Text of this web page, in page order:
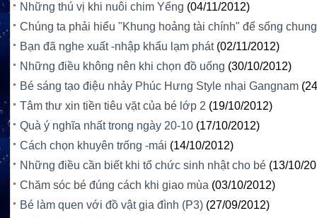
Những thú vị khi nuôi chim Yểng (04/11/2012)
Chúng ta phải hiểu "Khung hoảng tài chính" để sống chung
Bạn đã nghe xuất -nhập khẩu lạm phát (02/11/2012)
Những điều không nên khi chọn đồ uống (30/10/2012)
Bé sáng tạo điệu nhảy Phúc Hưng Style nhại Gangnam
Tâm thư xin tiền tiêu vặt của bé lớp 2 (19/10/2012)
Quà ý nghĩa nhất trong ngày 20-10 (17/10/2012)
Cách chọn khuyên trống -mái (14/10/2012)
Những điều cần biết khi tổ chức sinh nhật cho bé (13/10/
Chăm sóc bé đúng cách khi giao mùa (03/10/2012)
Bé làm quen với đồ vật gia đình (P3) (27/09/2012)